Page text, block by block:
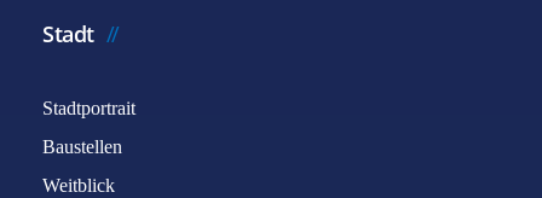
Stadt
Stadtportrait
Baustellen
Weitblick